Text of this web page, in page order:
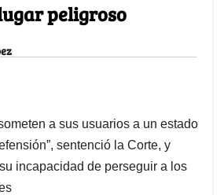
peligroso
a sus usuarios a un estado
sentenció la Corte, y
incapacidad de perseguir a los